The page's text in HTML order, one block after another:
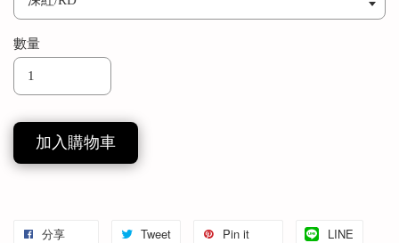
數量
加入購物車
分享 Tweet Pin it LINE